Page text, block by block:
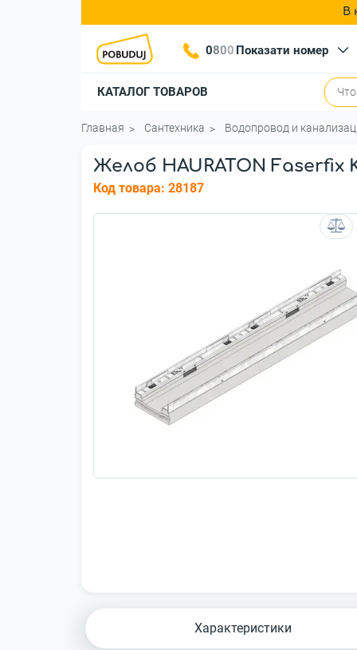
В
0800 Показати номер
КАТАЛОГ ТОВАРОВ
Главная Сантехника Водопровод и
Желоб HAURATON Faserfix
Код товара: 28187
Характеристики